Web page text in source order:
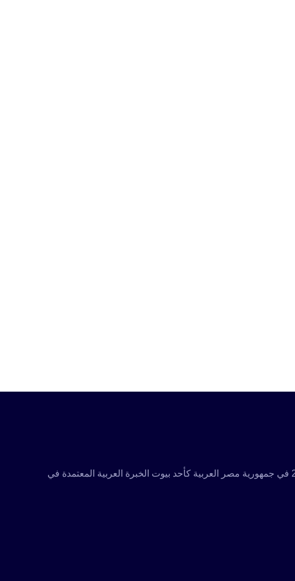
مؤسسة تدريبية رائدة متكاملة ومعتمدة متخصصة في تقديم كافة مجالات الخدمات التدريبية والاستشارية، تأسست عام 2001 في جمهورية مصر العربية كأحد بيوت الخبرة العربية المعتمدة في